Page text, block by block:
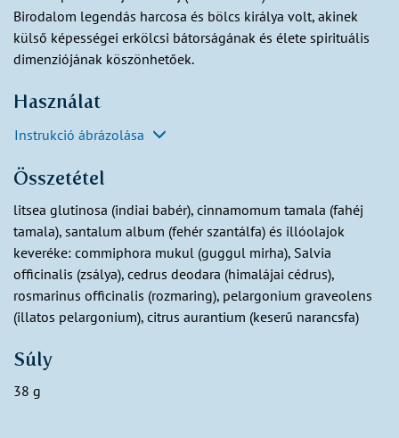
Birodalom legendás harcosa és bölcs királya volt, akinek
külső képességei erkölcsi bátorságának és élete spirituális
dimenziójának köszönhetőek.
Használat
Instrukció ábrázolása
Összetétel
litsea glutinosa (indiai babér), cinnamomum tamala (fahéj
tamala), santalum album (fehér szantálfa) és illóolajok
keveréke: commiphora mukul (guggul mirha), Salvia
officinalis (zsálya), cedrus deodara (himalájai cédrus),
rosmarinus officinalis (rozmaring), pelargonium graveolens
(illatos pelargonium), citrus aurantium (keserű narancsfa)
Súly
38 g